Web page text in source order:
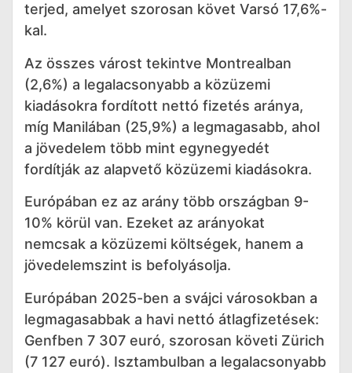
terjed, amelyet szorosan követ Varsó 17,6%-
kal.
Az összes várost tekintve Montrealban
(2,6%) a legalacsonyabb a közüzemi
kiadásokra fordított nettó fizetés aránya,
míg Manilában (25,9%) a legmagasabb, ahol
a jövedelem több mint egynegyedét
fordítják az alapvető közüzemi kiadásokra.
Európában ez az arány több országban 9-
10% körül van. Ezeket az arányokat
nemcsak a közüzemi költségek, hanem a
jövedelemszint is befolyásolja.
Európában 2025-ben a svájci városokban a
legmagasabbak a havi nettó átlagfizetések:
Genfben 7 307 euró, szorosan követi Zürich
(7 127 euró). Isztambulban a legalacsonyabb